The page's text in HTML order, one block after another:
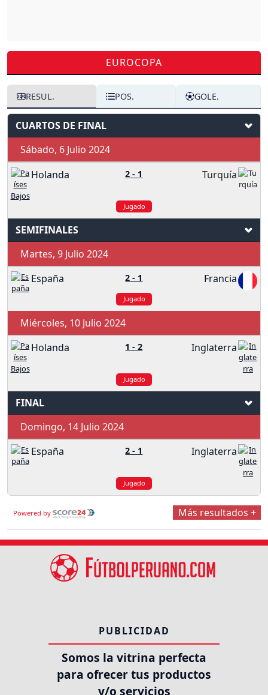
EUROCOPA
RESUL. POS. GOLE.
CUARTOS DE FINAL
Sábado, 6 Julio 2024
Holanda
2 - 1 Turquía
Jugado
SEMIFINALES
Martes, 9 Julio 2024
España
2 - 1 Francia
Jugado
Miércoles, 10 Julio 2024
Holanda
1 -2 Inglaterra
Jugado
FINAL
Domingo, 14 Julio 2024
España
2 - 1 Inglaterra
Jugado
Powered by Más resultados +
PUBLICIDAD
Somos la vitrina perfecta
para ofrecer tus productos
y/o servicios